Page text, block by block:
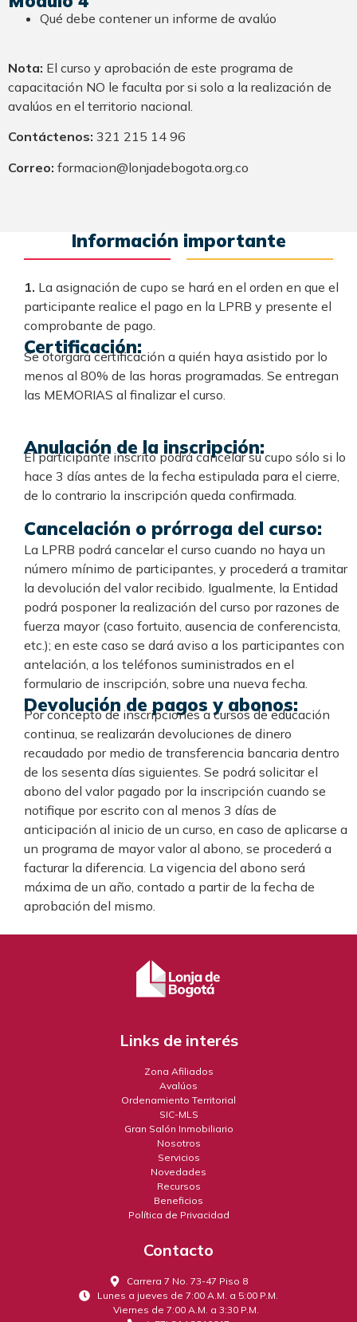
Qué debe contener un informe de avalúo
Nota: El curso y aprobación de este programa de
capacitación NO le faculta por si solo a la realización de
avalúos en el territorio nacional.
Contáctenos: 321 215 14 96
Correo: formacion@lonjadebogota.org.co
Información importante
1. La asignación de cupo se hará en el orden en que el
participante realice el pago en la LPRB y presente el
comprobante de pago.
Certificación:
Se otorgará certificación a quién haya asistido por lo
menos al 80% de las horas programadas. Se entregan
las MEMORIAS al finalizar el curso.
Anulación de la inscripción:
El participante inscrito podrá cancelar su cupo sólo si lo
hace 3 días antes de la fecha estipulada para el cierre,
de lo contrario la inscripción queda confirmada.
Cancelación o prórroga del curso:
La LPRB podrá cancelar el curso cuando no haya un
número mínimo de participantes, y procederá a tramitar
la devolución del valor recibido. Igualmente, la Entidad
podrá posponer la realización del curso por razones de
fuerza mayor (caso fortuito, ausencia de conferencista,
etc.); en este caso se dará aviso a los participantes con
antelación, a los teléfonos suministrados en el
formulario de inscripción, sobre una nueva fecha.
Devolución de pagos y abonos:
Por concepto de inscripciones a cursos de educación
continua, se realizarán devoluciones de dinero
recaudado por medio de transferencia bancaria dentro
de los sesenta días siguientes. Se podrá solicitar el
abono del valor pagado por la inscripción cuando se
notifique por escrito con al menos 3 días de
anticipación al inicio de un curso, en caso de aplicarse a
un programa de mayor valor al abono, se procederá a
facturar la diferencia. La vigencia del abono será
máxima de un año, contado a partir de la fecha de
aprobación del mismo.
Links de interés
Zona Afiliados
Avalúos
Ordenamiento Territorial
SIC-MLS
Gran Salón Inmobiliario
Nosotros
Servicios
Novedades
Recursos
Beneficios
Política de Privacidad
Contacto
Carrera 7 No. 73-47 Piso 8
Lunes a jueves de 7:00 A.M. a 5:00 P.M.
Viernes de 7:00 A.M. a 3:30 P.M.